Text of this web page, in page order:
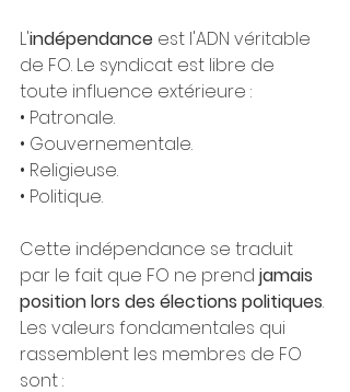
L'indépendance est l'ADN véritable
de FO. Le syndicat est libre de
toute influence extérieure :
• Patronale.
• Gouvernementale.
• Religieuse.
• Politique.
Cette indépendance se traduit
par le fait que FO ne prend jamais
position lors des élections politiques.
Les valeurs fondamentales qui
rassemblent les membres de FO
sont :